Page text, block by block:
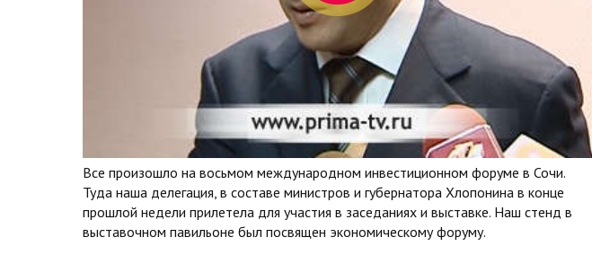
Все произошло на восьмом международном инвестиционном форуме в Сочи.
Туда наша делегация, в составе министров и губернатора Хлопонина в конце
прошлой недели прилетела для участия в заседаниях и выставке. Наш стенд в
выставочном павильоне был посвящен экономическому форуму.